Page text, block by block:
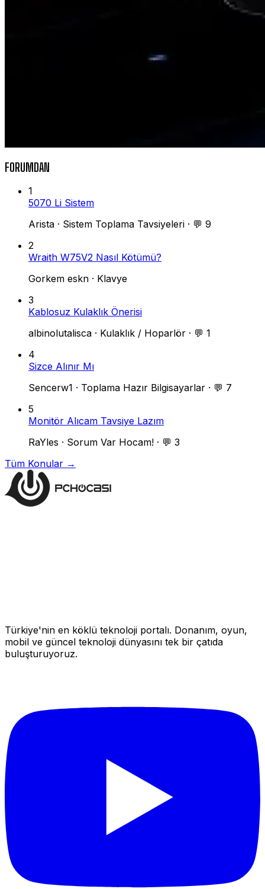
FORUMDAN
1
5070 Li Sistem
Arista · Sistem Toplama Tavsiyeleri · 💬 9
2
Wraith W75V2 Nasıl Kötümü?
Gorkem eskn · Klavye
3
Kablosuz Kulaklık Önerisi
albinolutalisca · Kulaklık / Hoparlör · 💬 1
4
Sizce Alınır Mı
Sencerw1 · Toplama Hazır Bilgisayarlar · 💬 7
5
Monitör Alıcam Tavsiye Lazım
RaYles · Sorum Var Hocam! · 💬 3
Tüm Konular →
Türkiye'nin en köklü teknoloji portalı. Donanım, oyun,
mobil ve güncel teknoloji dünyasını tek bir çatıda
buluşturuyoruz.